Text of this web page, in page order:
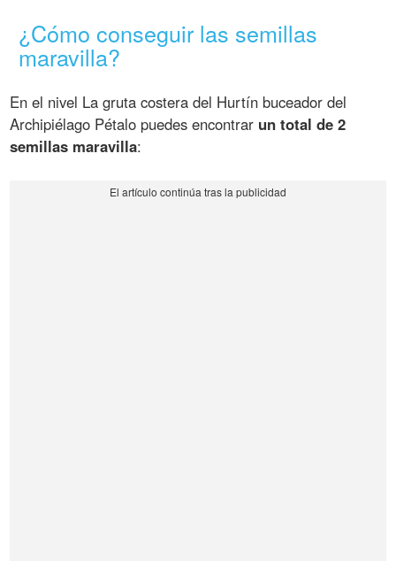
¿Cómo conseguir las semillas
maravilla?
En el nivel La gruta costera del Hurtín buceador del
Archipiélago Pétalo puedes encontrar un total de 2
semillas maravilla: